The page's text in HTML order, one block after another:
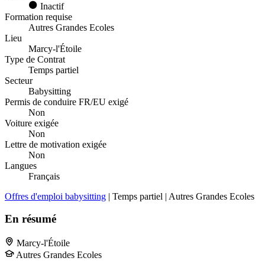
Inactif
Formation requise
Autres Grandes Ecoles
Lieu
Marcy-l'Étoile
Type de Contrat
Temps partiel
Secteur
Babysitting
Permis de conduire FR/EU exigé
Non
Voiture exigée
Non
Lettre de motivation exigée
Non
Langues
Français
Offres d'emploi babysitting | Temps partiel | Autres Grandes Ecoles
En résumé
Marcy-l'Étoile
Autres Grandes Ecoles